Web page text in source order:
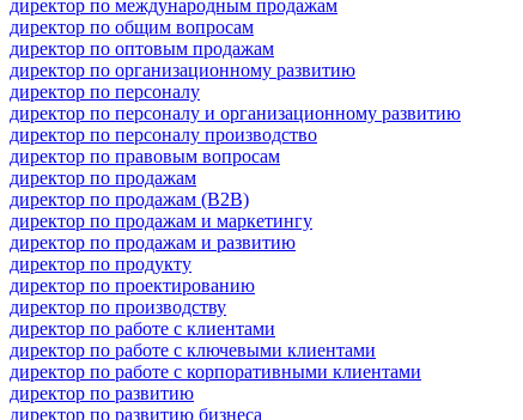
директор по международным продажам
директор по общим вопросам
директор по оптовым продажам
директор по организационному развитию
директор по персоналу
директор по персоналу и организационному развитию
директор по персоналу производство
директор по правовым вопросам
директор по продажам
директор по продажам (B2B)
директор по продажам и маркетингу
директор по продажам и развитию
директор по продукту
директор по проектированию
директор по производству
директор по работе с клиентами
директор по работе с ключевыми клиентами
директор по работе с корпоративными клиентами
директор по развитию
директор по развитию бизнеса